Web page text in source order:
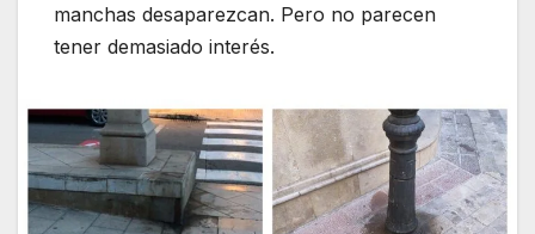
manchas desaparezcan. Pero no parecen
tener demasiado interés.